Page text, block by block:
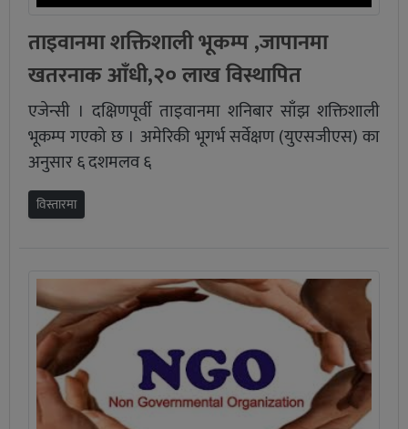
ताइवानमा शक्तिशाली भूकम्प ,जापानमा
खतरनाक आँधी,२० लाख विस्थापित
एजेन्सी । दक्षिणपूर्वी ताइवानमा शनिबार साँझ शक्तिशाली
भूकम्प गएको छ । अमेरिकी भूगर्भ सर्वेक्षण (युएसजीएस) का
अनुसार ६ दशमलव ६
विस्तारमा